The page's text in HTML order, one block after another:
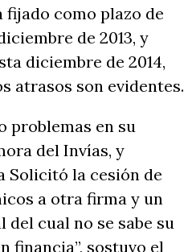
fijado como plazo de
de 2013, y
diciembre de 2014,
atrasos son evidentes.
problemas en su
del Invías, y
Solicitó la cesión de
a otra firma y un
cual no se sabe su
financia”, sostuvo el